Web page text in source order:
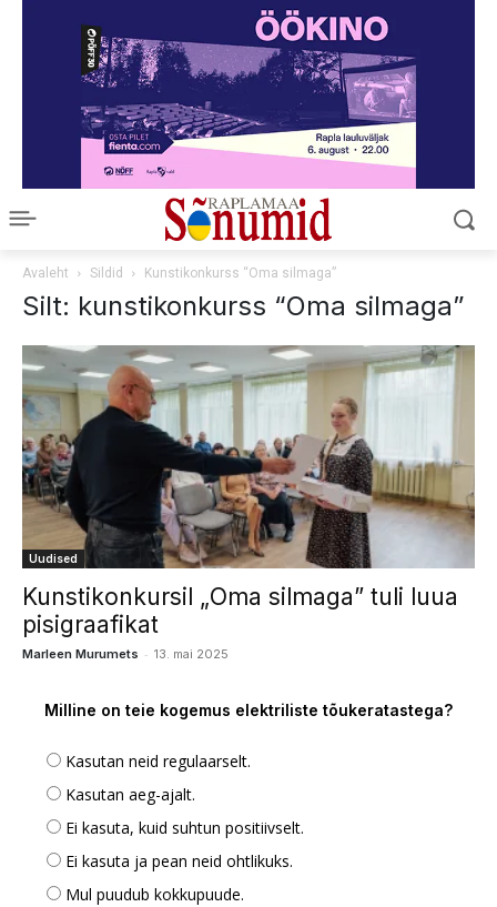
Avaleht Sildid Kunstikonkurss “Oma silmaga”
Silt: kunstikonkurss “Oma silmaga”
Uudised
Kunstikonkursil „Oma silmaga” tuli luua
pisigraafikat
Marleen Murumets - 13. mai 2025
Milline on teie kogemus elektriliste tõukeratastega?
Kasutan neid regulaarselt.
Kasutan aeg-ajalt.
Ei kasuta, kuid suhtun positiivselt.
Ei kasuta ja pean neid ohtlikuks.
Mul puudub kokkupuude.